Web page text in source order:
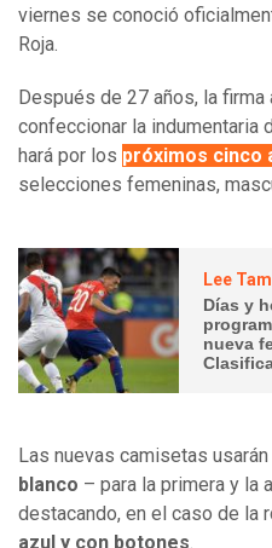
viernes se conoció
Roja.
Después de 27 años, la firma
confeccionar la indumentaria
hará por los próximos cinco
selecciones femeninas,
Lee
Días y
nueva
Las nuevas camisetas usarán
blanco – para la primera y la
destacando, en el caso de la
azul y con botones.